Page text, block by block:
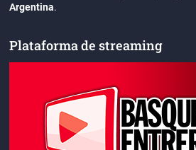
Argentina.
Plataforma de streaming